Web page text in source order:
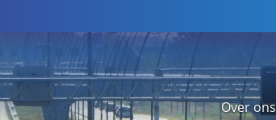
Over ons